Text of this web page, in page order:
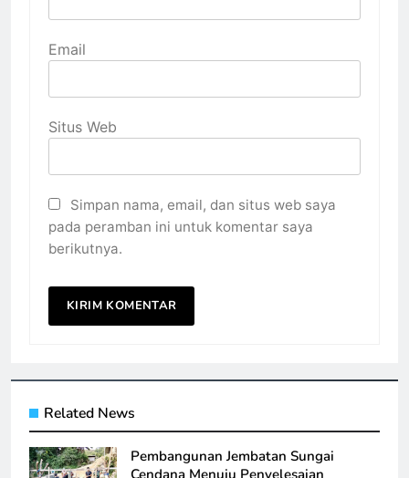
Email
Situs Web
Simpan nama, email, dan situs web saya
pada peramban ini untuk komentar saya
berikutnya.
Related News
Pembangunan Jembatan Sungai
Cendana Menuju Penyelesaian